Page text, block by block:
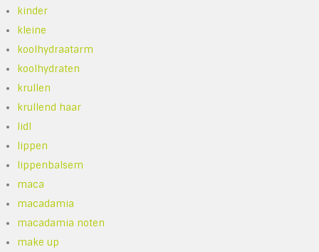
kinder
kleine
koolhydraatarm
koolhydraten
krullen
krullend haar
lidl
lippen
lippenbalsem
maca
macadamia
macadamia noten
make up